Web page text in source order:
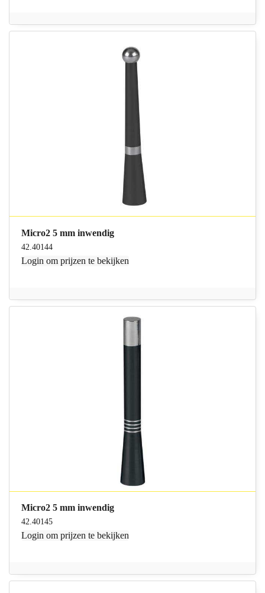
Micro2 5 mm inwendig
42.40144
Login om prijzen te bekijken
Micro2 5 mm inwendig
42.40145
Login om prijzen te bekijken